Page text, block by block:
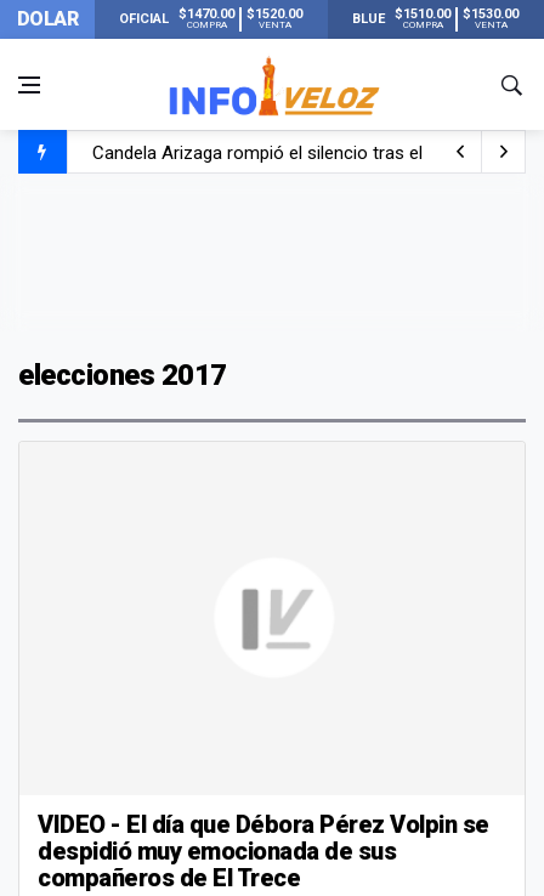
DOLAR OFICIAL $1470.00
COMPRA
$1520.00
VENTA BLUE $1510.00
COMPRA
$1530.00
VENTA
Candela Arizaga rompió el silencio tras el incidente con
elecciones 2017
VIDEO - El día que Débora Pérez Volpin se
despidió muy emocionada de sus
compañeros de El Trece